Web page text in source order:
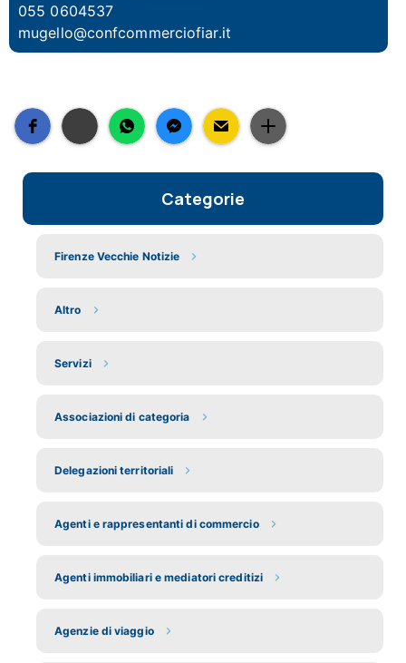
055 0604537
mugello@confcommerciofiar.it
Categorie
Firenze Vecchie Notizie
Altro
Servizi
Associazioni di categoria
Delegazioni territoriali
Agenti e rappresentanti di commercio
Agenti immobiliari e mediatori creditizi
Agenzie di viaggio